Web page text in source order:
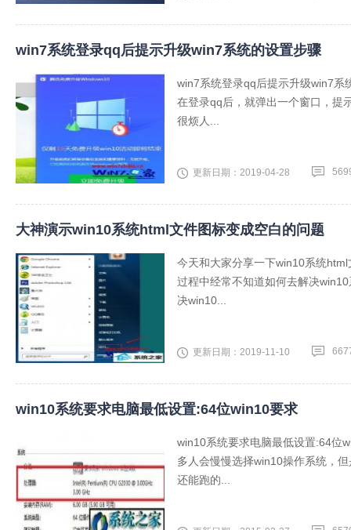
win7系统登录qq后提示升级win7系统的设置步骤
win7系统登录qq后提示升级win7系
在登录qq后，就弹出一个窗口，提
很烦人...
更新日期：2019-04-28
大神演示win10系统html文件图标变成空白的问题
今天和大家分享一下win10系统
过程中经常不知道如何去解决
决win10...
更新日期：2019-11-10
win10系统要求电脑最低设置:64位win10要求
win10系统要求电脑最低设置:64位
多人会慢慢选择win10操作系统，
还能跑的...